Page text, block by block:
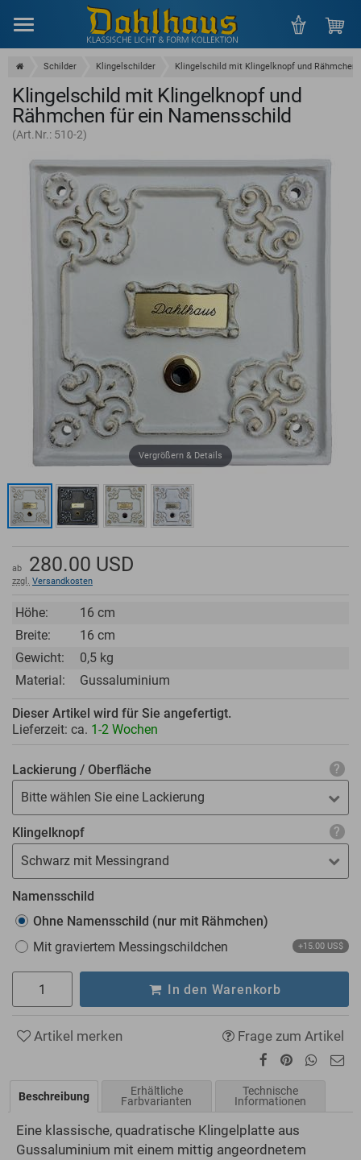
Schilder Klingelschilder Klingelschild mit Klingelknopf und
Klingelschild mit Klingelknopf und
Rähmchen für ein Namensschild
(Art.Nr.: 510-2)
Vergrößern & Details
ab 280.00 USD
zzgl. Versandkosten
Höhe:
16 cm
Breite:
16 cm
Gewicht:
0,5 kg
Material:
Gussaluminium
Dieser Artikel wird für Sie angefertigt.
Lieferzeit: ca. 1-2 Wochen
Lackierung / Oberfläche
Bitte wählen Sie eine Lackierung
Klingelknopf
Schwarz mit Messingrand
Namensschild
Ohne Namensschild (nur mit Rähmchen)
Mit graviertem Messingschildchen
+15.00 US$
In den Warenkorb
Artikel merken Frage zum Artikel
Beschreibung
Erhältliche
Farbvarianten
Technische
Informationen
Eine klassische, quadratische Klingelplatte aus
Gussaluminium mit einem mittig angeordnetem